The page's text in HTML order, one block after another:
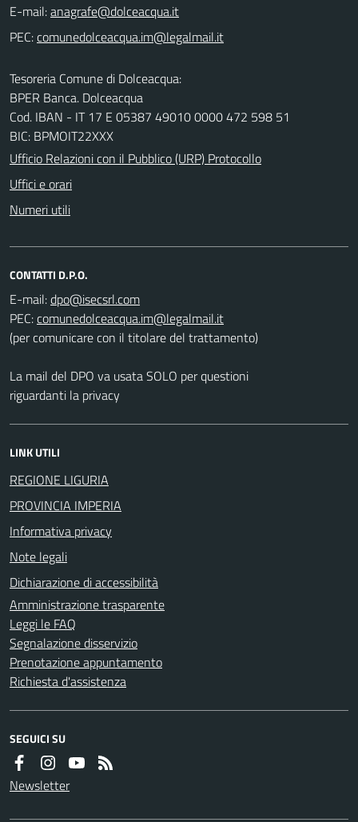
E-mail:
PEC:
Tesoreria Comune di Dolceacqua:
BPER Banca. Dolceacqua
Cod. IBAN - IT 17 E 05387 49010 0000 472 598 51
BIC: BPMOIT22XXX
Ufficio Relazioni con il Pubblico (URP) Protocollo
Uffici e orari
Numeri utili
CONTATTI D.P.O.
E-mail:
PEC:
(per comunicare con il titolare del trattamento)
La mail del DPO va usata SOLO per questioni
riguardanti la privacy
LINK UTILI
REGIONE LIGURIA
PROVINCIA IMPERIA
Informativa privacy
Note legali
Dichiarazione di accessibilità
Amministrazione trasparente
Leggi le FAQ
Segnalazione disservizio
Prenotazione appuntamento
Richiesta d'assistenza
SEGUICI SU
Newsletter